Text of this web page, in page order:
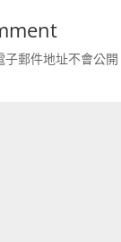
郵件地址不會公開